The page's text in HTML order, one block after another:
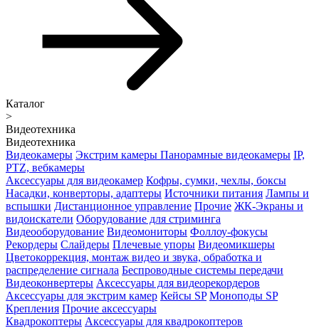
Каталог
>
Видеотехника
Видеотехника
Видеокамеры Экстрим камеры Панорамные видеокамеры IP,
PTZ, вебкамеры
Аксессуары для видеокамер Кофры, сумки, чехлы, боксы
Насадки, конверторы, адаптеры Источники питания Лампы и
вспышки Дистанционное управление Прочие ЖК-Экраны и
видоискатели Оборудование для стриминга
Видеооборудование Видеомониторы Фоллоу-фокусы
Рекордеры Слайдеры Плечевые упоры Видеомикшеры
Цветокоррекция, монтаж видео и звука, обработка и
распределение сигнала Беспроводные системы передачи
Видеоконвертеры Аксессуары для видеорекордеров
Аксессуары для экстрим камер Кейсы SP Моноподы SP
Крепления Прочие аксессуары
Квадрокоптеры Аксессуары для квадрокоптеров